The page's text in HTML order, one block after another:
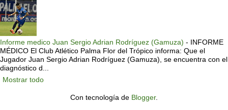
Informe medico Juan Sergio Adrian Rodríguez (Gamuza) - INFORME
MÉDICO El Club Atlético Palma Flor del Trópico informa: Que el
Jugador Juan Sergio Adrian Rodríguez (Gamuza), se encuentra con el
diagnóstico d...
Mostrar todo
Con tecnología de Blogger.